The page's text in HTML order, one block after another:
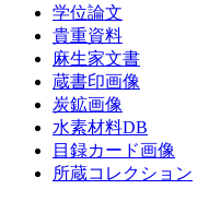
学位論文
貴重資料
麻生家文書
蔵書印画像
炭鉱画像
水素材料DB
目録カード画像
所蔵コレクション